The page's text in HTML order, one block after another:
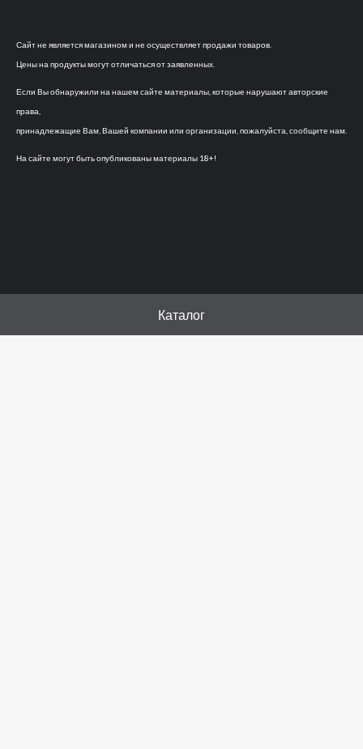
Сайт не является магазином и не осуществляет продажи товаров.
Цены на продукты могут отличаться от заявленных.
Если Вы обнаружили на нашем сайте материалы, которые нарушают авторские
права,
принадлежащие Вам, Вашей компании или организации, пожалуйста, сообщите нам.
На сайте могут быть опубликованы материалы 18+!
Каталог